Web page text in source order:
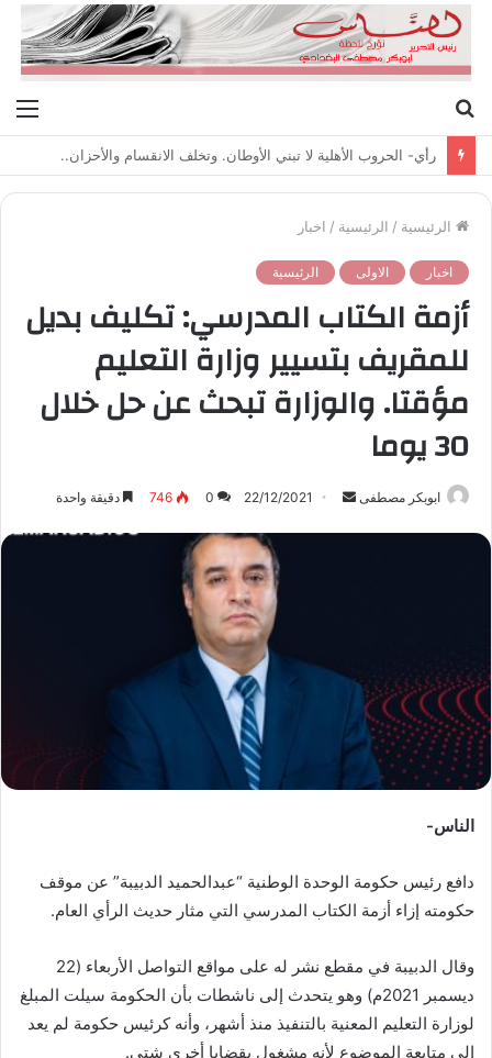
عن
رأي- الحروب الأهلية لا تبني الأوطان. وتخلف الانقسام والأحزان..
الرئيسية / الرئيسية / اخبار
اخبار الاولى الرئيسية
أزمة الكتاب المدرسي: تكليف بديل
للمقريف بتسيير وزارة التعليم
مؤقتا. والوزارة تبحث عن حل خلال
30 يوما
ابوبكر مصطفى
د
ك
ن
ي
22/12/2021
0
746 دقيقة واحدة
الناس-
دافع رئيس حكومة الوحدة الوطنية “عبدالحميد الدبيبة” عن موقف
حكومته إزاء أزمة الكتاب المدرسي التي مثار حديث الرأي العام.
وقال الدبيبة في مقطع نشر له على مواقع التواصل الأربعاء (22
ديسمبر 2021م) وهو يتحدث إلى ناشطات بأن الحكومة سيلت المبلغ
لوزارة التعليم المعنية بالتنفيذ منذ أشهر، وأنه كرئيس حكومة لم يعد
إلى متابعة الموضوع لأنه مشغول بقضايا أخرى شتى.